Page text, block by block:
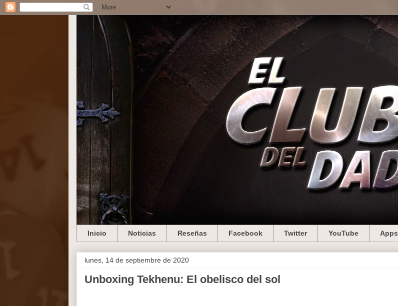
Inicio Noticias Reseñas Facebook Twitter YouTube Apps
lunes, 14 de septiembre de 2020
Unboxing Tekhenu: El obelisco del sol